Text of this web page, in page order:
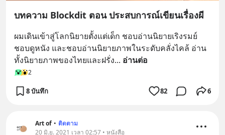
บทความ Blockdit ตอน ประสบการณ์เขียนเรื่องผี
ผมเดินเข้าสู่โลกนิยายตั้งแต่เด็ก ชอบอ่านนิยายเริงรมย์
ชอบดูหนัง และชอบอ่านนิยายภาพในระดับคลั่งไคล้ อ่าน
ทั้งนิยายภาพของไทยและฝรั่ง... อ่านต่อ
2
8 บันทึก 82 6
Art of • ติดตาม
20 มิ.ย. 2021 เวลา 02:57 • หนังสือ